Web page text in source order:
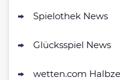
Spielothek News
Glücksspiel News
wetten.com